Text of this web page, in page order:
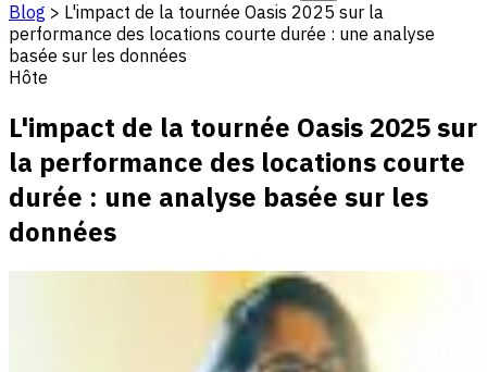
Blog > L'impact de la tournée Oasis 2025 sur la
performance des locations courte durée : une analyse
basée sur les données
Hôte
L'impact de la tournée Oasis 2025 sur
la performance des locations courte
durée : une analyse basée sur les
données